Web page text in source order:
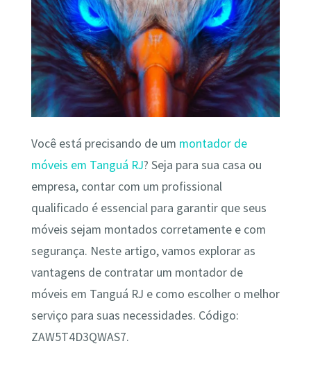
Você está precisando de um montador de
móveis em Tanguá RJ? Seja para sua casa ou
empresa, contar com um profissional
qualificado é essencial para garantir que seus
móveis sejam montados corretamente e com
segurança. Neste artigo, vamos explorar as
vantagens de contratar um montador de
móveis em Tanguá RJ e como escolher o melhor
serviço para suas necessidades. Código:
ZAW5T4D3QWAS7.